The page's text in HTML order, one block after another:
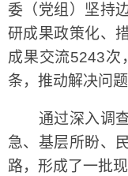
委（党组）坚持
研成果政策化、
成果交流5243次
条，推动解决问题
通过深入调查
急、基层所盼、
路，形成了一批